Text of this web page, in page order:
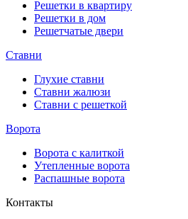
Решетки в квартиру
Решетки в дом
Решетчатые двери
Ставни
Глухие ставни
Ставни жалюзи
Ставни с решеткой
Ворота
Ворота с калиткой
Утепленные ворота
Распашные ворота
Контакты